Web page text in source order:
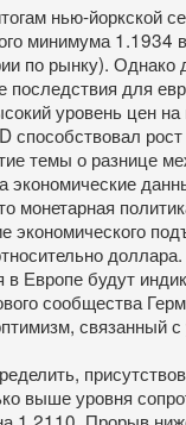
нью-йоркской
минимума 1.1934
по рынку). Однако
последствия для
уровень цен
способствовал
темы о
экономические
монетарная
экономического
доллара.
в Европе будут
сообщества
связанный
выше уровня